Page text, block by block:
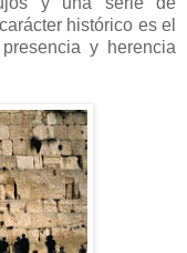
histórico es el
y herencia